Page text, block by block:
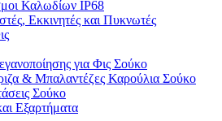
Καλωδίων IP68
Εκκινητές και Πυκνωτές
για Φις Σούκο
& Μπαλαντέζες Καρούλια Σούκο
Σούκο
Εξαρτήματα